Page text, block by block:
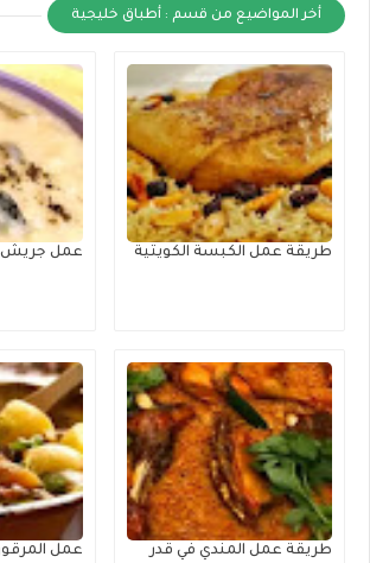
أخر المواضيع من قسم : أطباق خليجية
طريقة عمل الكبسة الكويتية عمل
طريقة عمل المندي في قدر
عمل